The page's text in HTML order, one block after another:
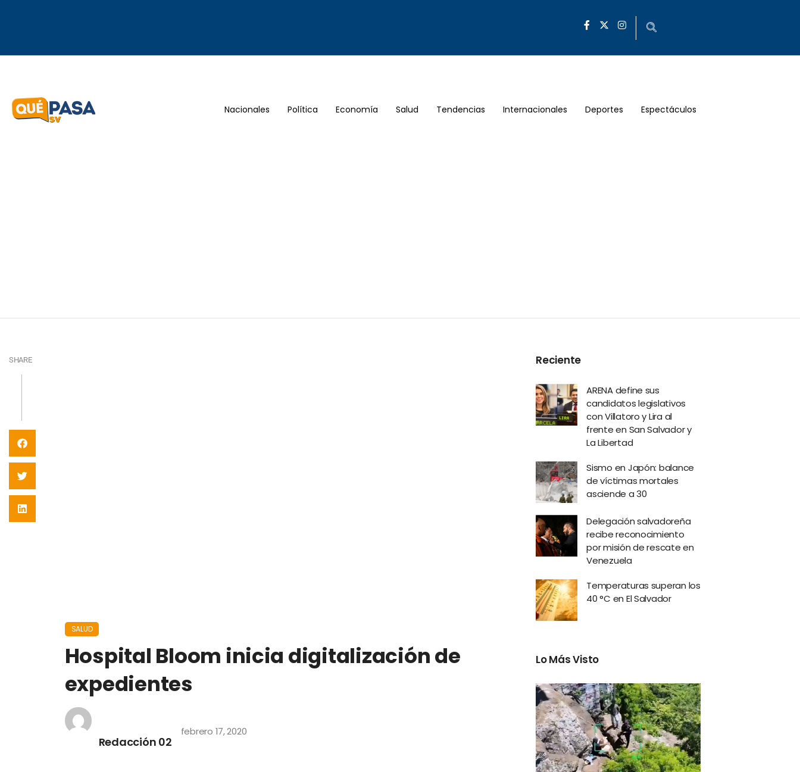
Nacionales Política Economía Salud Tendencias Internacionales Deportes Espectáculos
SHARE
SALUD
Hospital Bloom inicia digitalización de
expedientes
Redacción 02
febrero 17, 2020
Reciente
ARENA define sus
candidatos legislativos
con Villatoro y Lira al
frente en San Salvador y
La Libertad
Sismo en Japón: balance
de víctimas mortales
asciende a 30
Delegación salvadoreña
recibe reconocimiento
por misión de rescate en
Venezuela
Temperaturas superan los
40 °C en El Salvador
Lo Más Visto